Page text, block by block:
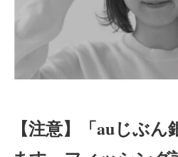
【注意】
「auじぶ